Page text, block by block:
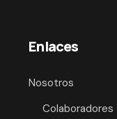
Enlaces
Nosotros
Colaboradores